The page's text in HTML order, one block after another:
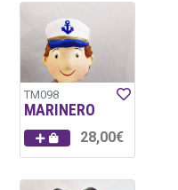
TM098
MARINERO
28,00€